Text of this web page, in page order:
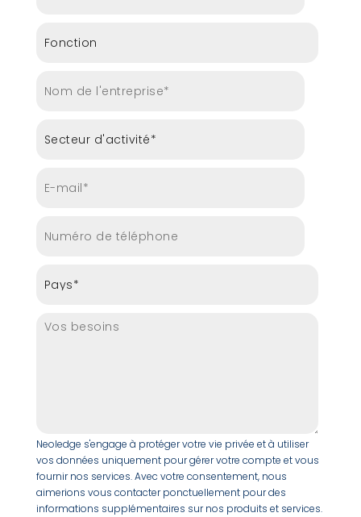
Neoledge s'engage à protéger votre vie privée et à utiliser
vos données uniquement pour gérer votre compte et vous
fournir nos services. Avec votre consentement, nous
aimerions vous contacter ponctuellement pour des
informations supplémentaires sur nos produits et services.